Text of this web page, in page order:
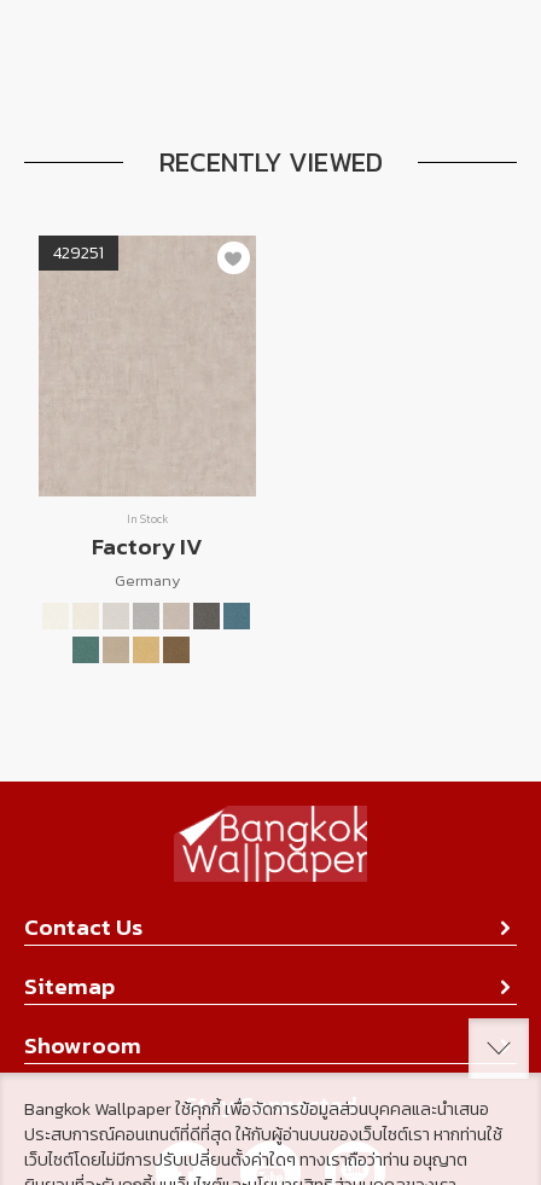
Bangkok Wallpaper ใช้คุกกี้ เพื่อจัดการข้อมูลส่วนบุคคลและนำเสนอ
ประสบการณ์คอนเทนต์ที่ดีที่สุด ให้กับผู้อ่านบนของเว็บไซต์เรา หากท่านใช้
เว็บไซต์โดยไม่มีการปรับเปลี่ยนตั้งค่าใดๆ ทางเราถือว่าท่าน อนุญาต
RECENTLY VIEWED
429251
In Stock
Factory IV
Germany
Contact Us
About Us
Contact Us
Achievement
Sitemap
Collection
Product
Tips & Tricks
About Us
Achievement
Showroom
Stay Connected